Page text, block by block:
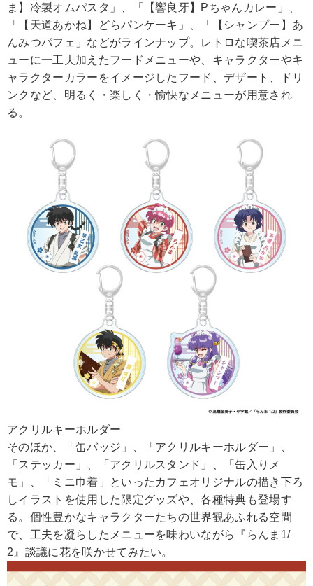
ま】冷製オムパスタ」、「【響良牙】Pちゃんカレー」、
「【天道あかね】どらパンケーキ」、「【シャンプー】あ
んみつパフェ」などがラインナップ。レトロな喫茶店メニ
ューに一工夫加えたフードメニューや、キャラクターやキ
ャラクターカラーをイメージしたフード、デザート、ドリ
ンクなど、明るく・楽しく・愉快なメニューが用意され
る。
アクリルキーホルダー
そのほか、「缶バッジ」、「アクリルキーホルダー」、
「ステッカー」、「アクリルスタンド」、「缶入りメ
モ」、「ミニ巾着」といったカフェオリジナルの描き下ろ
しイラストを使用した限定グッズや、各種特典も登場す
る。個性豊かなキャラクターたちの世界観あふれる空間
で、工夫を凝らしたメニューを味わいながら『らんま1/
2』談議に花を咲かせてみたい。